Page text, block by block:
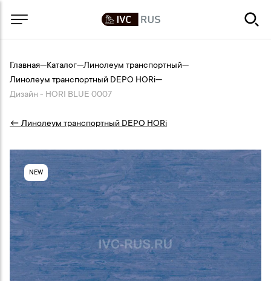
Главная—Каталог—Линолеум транспортный—
Линолеум транспортный DEPO HORi—
Дизайн - HORI BLUE 0007
← Линолеум транспортный DEPO HORi
NEW